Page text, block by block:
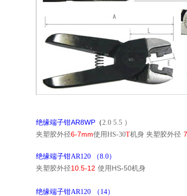
绝缘端子钳AR8WP （2.0 5.5 ）
夹塑胶外径6-7mm使用HS-30T机身 夹塑胶外径
绝缘端子钳AR120 （8.0）
夹塑胶外径10.5-12 使用 HS-50机身
绝缘端子钳AR120 （ 14）